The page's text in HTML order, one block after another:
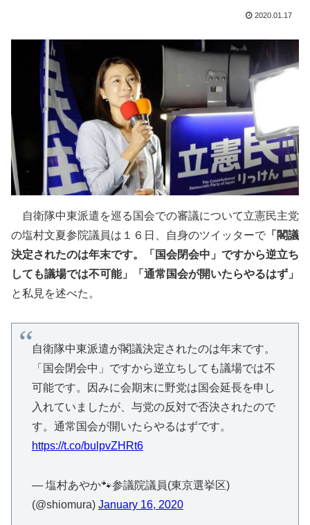
2020.01.17
自衛隊中東派遣を巡る国会での審議について立憲民主党
の塩村文夏参院議員は１６日、自身のツイッターで 「閣議
決定されたのは年末です。「国会閉会中」ですから逆立ち
しても議場では不可能」「通常国会が開いたらやるはず」
と私見を述べた。
自衛隊中東派遣が閣議決定されたのは年末です。
「国会閉会中」ですから逆立ちしても議場では不
可能です。因みに会期末に野党は国会延長を申し
入れていましたが、与党の反対で否決されたので
す。通常国会が開いたらやるはずです。
https://t.co/bulpvZHRt6
— 塩村あやか🐾参議院議員(東京選挙区)
(@shiomura) January 16, 2020